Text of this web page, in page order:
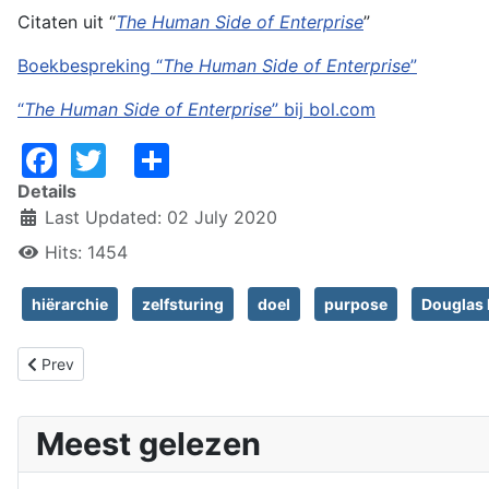
Citaten uit “The Human Side of Enterprise”
Boekbespreking “The Human Side of Enterprise”
“The Human Side of Enterprise” bij bol.com
Facebook
Twitter
Details
Last Updated: 02 July 2020
Hits: 1454
hiërarchie zelfsturing doel purpose Douglas
Previous article: Cultuur, veiligheid, kwetsbaarheid en de
Prev
Meest gelezen